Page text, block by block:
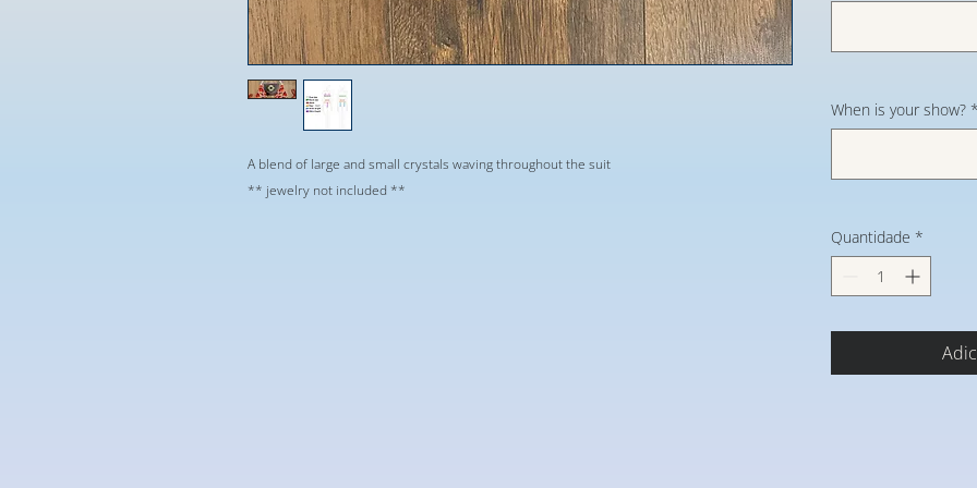
A blend of large and small crystals waving throughout the suit
** jewelry not included **
When is your show? *
Quantidade *